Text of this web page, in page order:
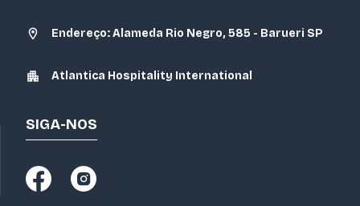
Endereço: Alameda Rio Negro, 585 - Barueri SP
Atlantica Hospitality International
SIGA-NOS